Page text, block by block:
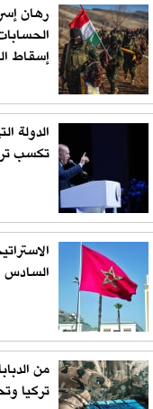
رهان
إسقاط
الدولة
تكسب
السادس
من
تركيا